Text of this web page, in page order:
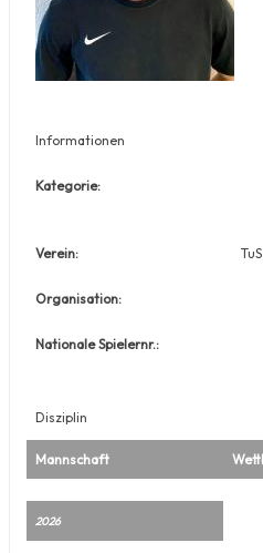
Informationen
Kategorie:
Verein:
Organisation:
Nationale Spielernr.:
Disziplin
Mannschaft
2026